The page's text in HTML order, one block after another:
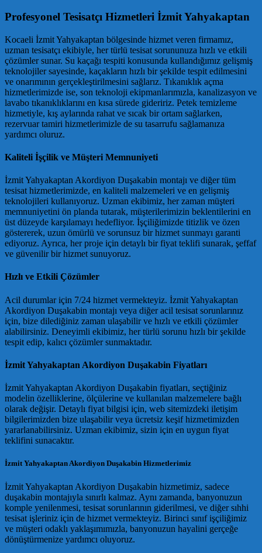
Profesyonel Tesisatçı Hizmetleri İzmit Yahyakaptan
Kocaeli İzmit Yahyakaptan bölgesinde hizmet veren firmamız,
uzman tesisatçı ekibiyle, her türlü tesisat sorununuza hızlı ve etkili
çözümler sunar. Su kaçağı tespiti konusunda kullandığımız gelişmiş
teknolojiler sayesinde, kaçakların hızlı bir şekilde tespit edilmesini
ve onarımının gerçekleştirilmesini sağlarız. Tıkanıklık açma
hizmetlerimizde ise, son teknoloji ekipmanlarımızla, kanalizasyon ve
lavabo tıkanıklıklarını en kısa sürede gideririz. Petek temizleme
hizmetiyle, kış aylarında rahat ve sıcak bir ortam sağlarken,
rezervuar tamiri hizmetlerimizle de su tasarrufu sağlamanıza
yardımcı oluruz.
Kaliteli İşçilik ve Müşteri Memnuniyeti
İzmit Yahyakaptan Akordiyon Duşakabin montajı ve diğer tüm
tesisat hizmetlerimizde, en kaliteli malzemeleri ve en gelişmiş
teknolojileri kullanıyoruz. Uzman ekibimiz, her zaman müşteri
memnuniyetini ön planda tutarak, müşterilerimizin beklentilerini en
üst düzeyde karşılamayı hedefliyor. İşçiliğimizde titizlik ve özen
göstererek, uzun ömürlü ve sorunsuz bir hizmet sunmayı garanti
ediyoruz. Ayrıca, her proje için detaylı bir fiyat teklifi sunarak, şeffaf
ve güvenilir bir hizmet sunuyoruz.
Hızlı ve Etkili Çözümler
Acil durumlar için 7/24 hizmet vermekteyiz. İzmit Yahyakaptan
Akordiyon Duşakabin montajı veya diğer acil tesisat sorunlarınız
için, bize dilediğiniz zaman ulaşabilir ve hızlı ve etkili çözümler
alabilirsiniz. Deneyimli ekibimiz, her türlü sorunu hızlı bir şekilde
tespit edip, kalıcı çözümler sunmaktadır.
İzmit Yahyakaptan Akordiyon Duşakabin Fiyatları
İzmit Yahyakaptan Akordiyon Duşakabin fiyatları, seçtiğiniz
modelin özelliklerine, ölçülerine ve kullanılan malzemelere bağlı
olarak değişir. Detaylı fiyat bilgisi için, web sitemizdeki iletişim
bilgilerimizden bize ulaşabilir veya ücretsiz keşif hizmetimizden
yararlanabilirsiniz. Uzman ekibimiz, sizin için en uygun fiyat
teklifini sunacaktır.
İzmit Yahyakaptan Akordiyon Duşakabin Hizmetlerimiz
İzmit Yahyakaptan Akordiyon Duşakabin hizmetimiz, sadece
duşakabin montajıyla sınırlı kalmaz. Aynı zamanda, banyonuzun
komple yenilenmesi, tesisat sorunlarının giderilmesi, ve diğer sıhhi
tesisat işleriniz için de hizmet vermekteyiz. Birinci sınıf işçiliğimiz
ve müşteri odaklı yaklaşımımızla, banyonuzun hayalini gerçeğe
dönüştürmenize yardımcı oluyoruz.